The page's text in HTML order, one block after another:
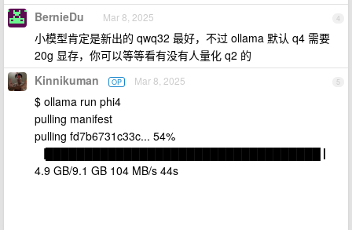
4
BernieDu Mar 8, 2025
小模型肯定是新出的 qwq32 最好，不过 ollama 默认 q4 需要
20g 显存，你可以等等看有没有人量化 q2 的
5
Kinnikuman OP Mar 8, 2025
$ ollama run phi4
pulling manifest
pulling fd7b6731c33c... 54%
▕███████████████████████████████████ ▏
4.9 GB/9.1 GB 104 MB/s 44s